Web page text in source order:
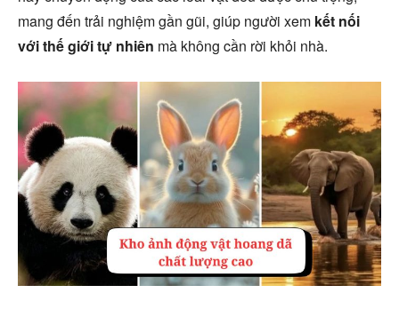
mang đến trải nghiệm gần gũi, giúp người xem kết nối
với thế giới tự nhiên mà không cần rời khỏi nhà.